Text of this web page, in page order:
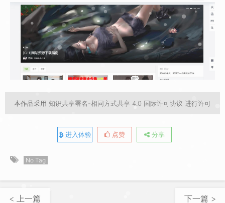
本作品采用 知识共享署名-相同方式共享 4.0 国际许可协议 进行许可
进入体验 点赞 分享
No Tag
< 上一篇 下一篇 >